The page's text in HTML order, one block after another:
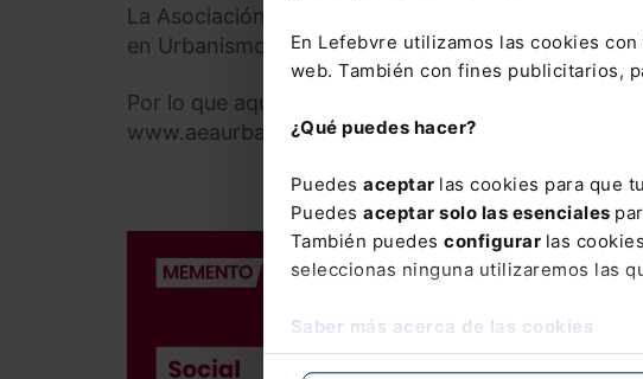
En Lefebvre utilizamos las cookies con
web. También con fines publicitarios,
¿Qué puedes hacer?
Puedes aceptar las cookies para que
Puedes aceptar solo las esenciales
También puedes configurar las
seleccionas ninguna utilizaremos las
Saber más acerca de las cookies
La Asociación tambien concede
en Urbanismo.
Por lo que aquellos interesados pueden contactar
www.aeaurbanistas.com
DERECHO LABORAL
Memento Social 2026
186,00 €
176,70€